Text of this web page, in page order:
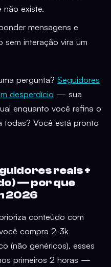
não existe.
mensagens e
sem interação vira um
pergunta? Seguidores
desperdício — sua
enquanto você refina o
todas? Você está pronto
reais +
— por que
2026
conteúdo com
compra 2-3k
(não genéricos), esses
primeiros 2 horas —